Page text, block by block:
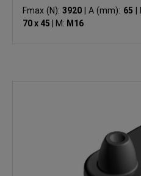
Fmax (N):3920 A (mm): 65
70 x 45
M: M16